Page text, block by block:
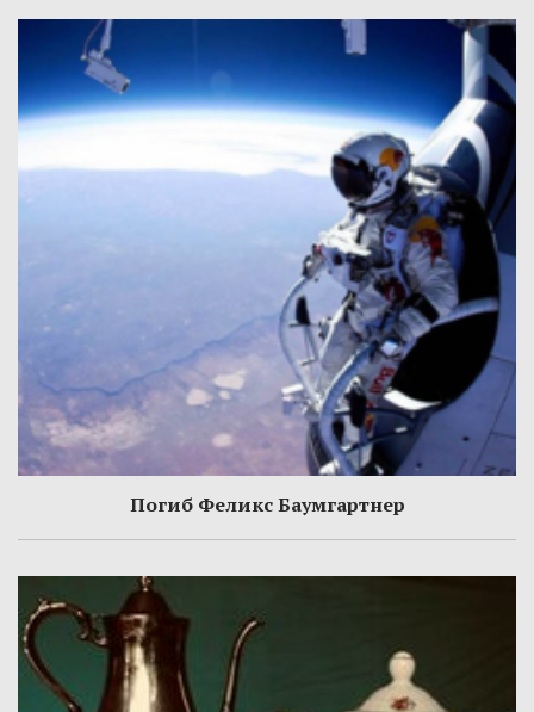
Погиб Феликс Баумгартнер